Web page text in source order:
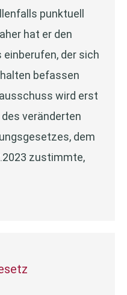
punktuell
hat er den
der sich
befassen
wird erst
veränderten
dem
zustimmte,